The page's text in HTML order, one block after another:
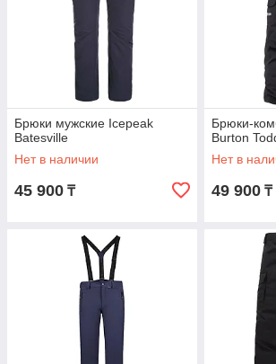
Брюки мужские Icepeak
Batesville
Нет в наличии
45 900 ₸
Брюки-
Burton
Нет в
49 900 ₸